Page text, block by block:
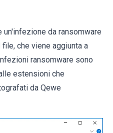
da ransomware
che viene aggiunta a
ransomware sono
estensioni che
da Qewe